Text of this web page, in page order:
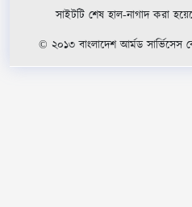
সাইটটি শেষ হাল-নাগাদ করা
© ২০১৩ বাংলাদেশ আর্মড সার্ভিসেস